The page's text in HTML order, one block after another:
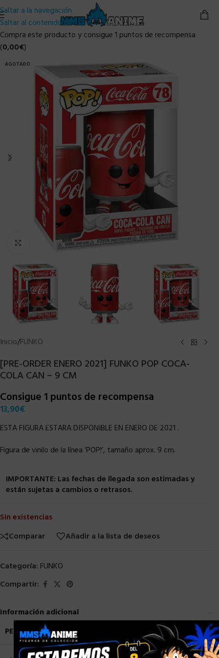
Saltar a la navegación
Saltar al contenido principal
Compra este producto y consigue 1 puntos de recompensa
(0,00€)
AGOTADO
Clic para ampliar
Inicio/FUNKO
[PRE-ORDER ENERO 2021] FUNKO POP COCA-
COLA CAN – 9 CM
Consigue 1 puntos de recompensa
13,90€
ESTA FIGURA ESTARA DISPONIBLE EN ENERO DE 2021 .
Figura de vinilo de la línea ‘POP!’, tamaño aprox. 9 cm.
IMPORTANTE: Las fechas de llegada son estimadas y
están sujetas a cambios o retrasos.
Sin existencias
Comparar
Añadir a la lista de deseos
Categoría: FUNKO
Compartir:
Información adicional
PESO
0,7 kg×